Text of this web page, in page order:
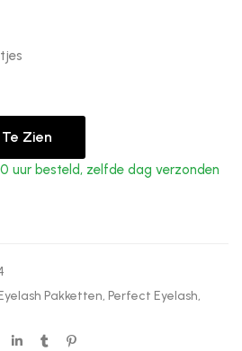
Zien
uur besteld, zelfde dag verzonden
Pakketten, Perfect Eyelash,